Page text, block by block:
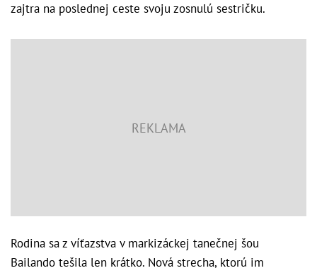
zajtra na poslednej ceste svoju zosnulú sestričku.
Rodina sa z víťazstva v markizáckej tanečnej šou
Bailando tešila len krátko. Nová strecha, ktorú im